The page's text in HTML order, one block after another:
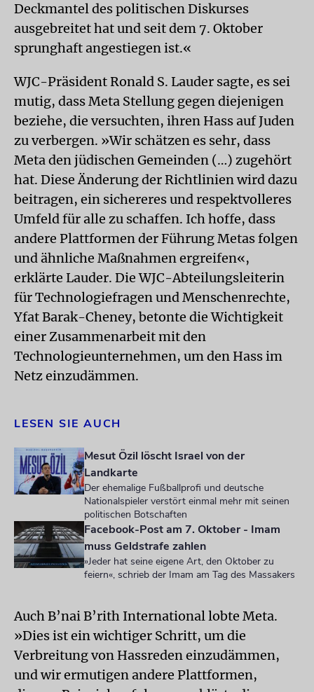
Deckmantel des politischen Diskurses
ausgebreitet hat und seit dem 7. Oktober
sprunghaft angestiegen ist.«
WJC-Präsident Ronald S. Lauder sagte, es sei
mutig, dass Meta Stellung gegen diejenigen
beziehe, die versuchten, ihren Hass auf Juden
zu verbergen. »Wir schätzen es sehr, dass
Meta den jüdischen Gemeinden (…) zugehört
hat. Diese Änderung der Richtlinien wird dazu
beitragen, ein sichereres und respektvolleres
Umfeld für alle zu schaffen. Ich hoffe, dass
andere Plattformen der Führung Metas folgen
und ähnliche Maßnahmen ergreifen«,
erklärte Lauder. Die WJC-Abteilungsleiterin
für Technologiefragen und Menschenrechte,
Yfat Barak-Cheney, betonte die Wichtigkeit
einer Zusammenarbeit mit den
Technologieunternehmen, um den Hass im
Netz einzudämmen.
LESEN SIE AUCH
Mesut Özil löscht Israel von der
Landkarte
Der ehemalige Fußballprofi und deutsche
Nationalspieler verstört einmal mehr mit seinen
politischen Botschaften
Facebook-Post am 7. Oktober - Imam
muss Geldstrafe zahlen
»Jeder hat seine eigene Art, den Oktober zu
feiern«, schrieb der Imam am Tag des Massakers
Auch B’nai B’rith International lobte Meta.
»Dies ist ein wichtiger Schritt, um die
Verbreitung von Hassreden einzudämmen,
und wir ermutigen andere Plattformen,